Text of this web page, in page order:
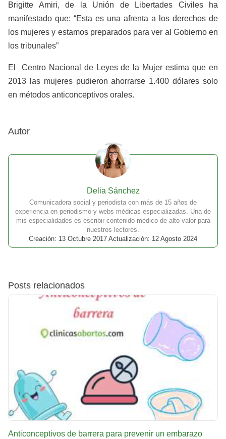
Brigitte Amiri, de la Unión de Libertades Civiles ha
manifestado que: “Esta es una afrenta a los derechos de
los mujeres y estamos preparados para ver al Gobierno en
los tribunales”
El Centro Nacional de Leyes de la Mujer estima que en
2013 las mujeres pudieron ahorrarse 1.400 dólares solo
en métodos anticonceptivos orales.
Autor
Delia Sánchez
Comunicadora social y periodista con más de 15 años de
experiencia en periodismo y webs médicas especializadas. Una de
mis especialidades es escribir contenido médico de alto valor para
nuestros lectores.
Creación: 13 Octubre 2017 Actualización: 12 Agosto 2024
Posts relacionados
Anticonceptivos de barrera para prevenir un embarazo